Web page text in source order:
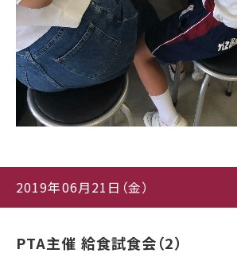
2019年06月21日（金）
PTA主催 給食試食会（2）